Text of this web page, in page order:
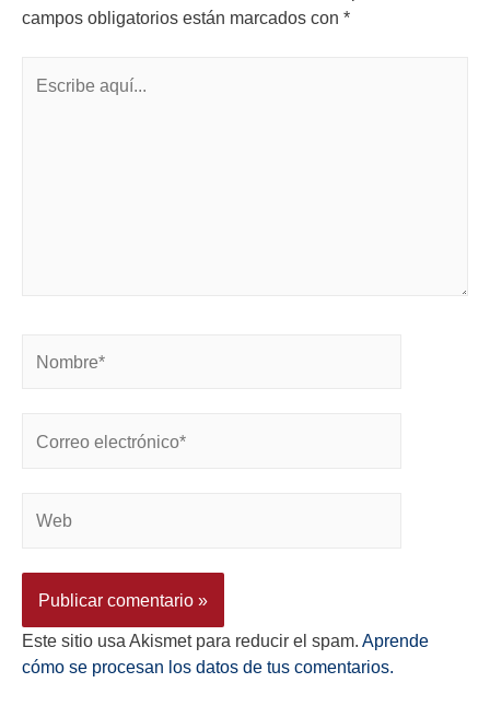
campos obligatorios están marcados con *
Este sitio usa Akismet para reducir el spam. Aprende
cómo se procesan los datos de tus comentarios.